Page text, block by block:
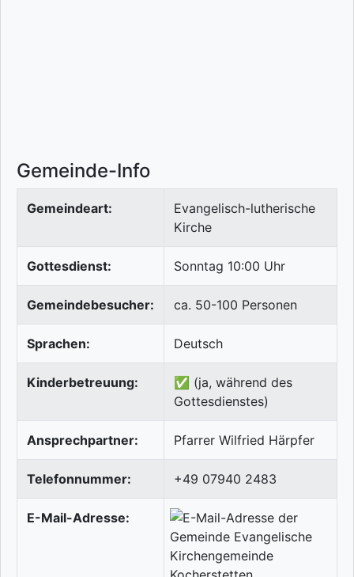
Gemeinde-Info
Gemeindeart:
Evangelisch-lutherische
Kirche
Gottesdienst: Sonntag 10:00 Uhr
Gemeindebesucher: ca. 50-100 Personen
Sprachen: Deutsch
Kinderbetreuung:
✅ (ja, während des
Gottesdienstes)
Ansprechpartner: Pfarrer Wilfried Härpfer
Telefonnummer: +49 07940 2483
E-Mail-Adresse: